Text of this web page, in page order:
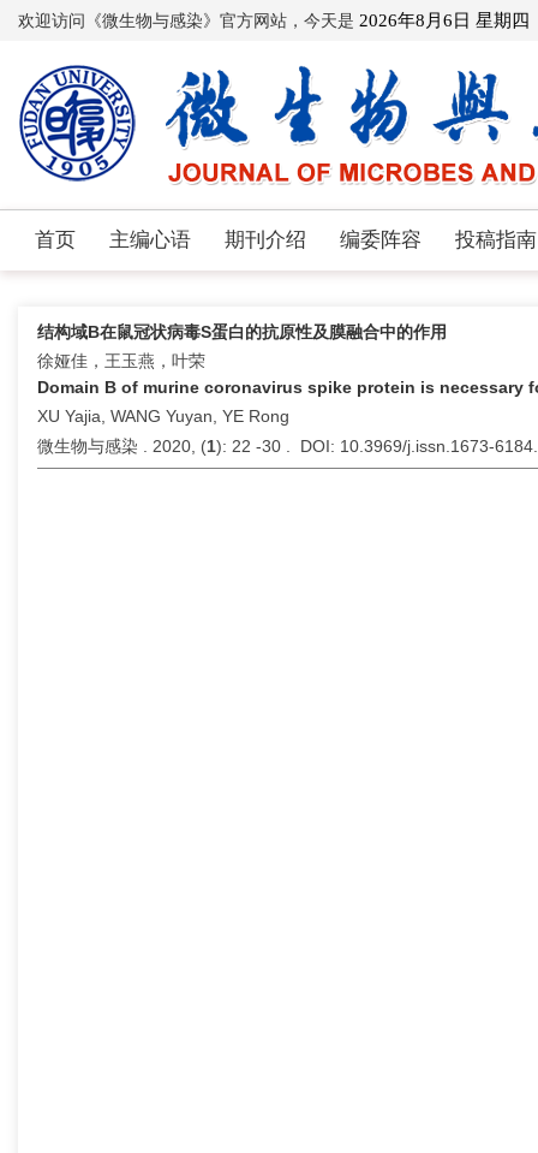
欢迎访问《微生物与感染》官方网站，今天是 2026年8月6日 星期四
首页 主编心语 期刊介绍 编委阵容 投稿指南
结构域B在鼠冠状病毒S蛋白的抗原性及膜融合中的作用
徐娅佳，王玉燕，叶荣
Domain B of murine coronavirus spike protein is necessary
XU Yajia, WANG Yuyan, YE Rong
微生物与感染 . 2020, (1): 22 -30 . DOI: 10.3969/j.issn.1673-